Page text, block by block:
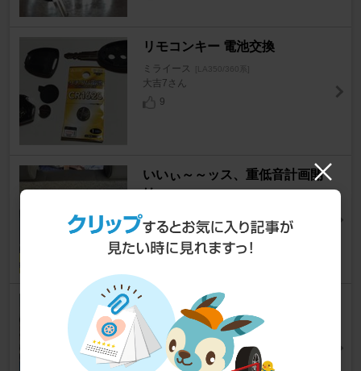
リモコンキー 電池交換
ミライース [LA350/360系]
大吉7さん
9
いいぃ～～ッス、重低音計画開
始
ミライース
GS300TTEさん
9
KYB / カヤバ Lowfer Sports KI
T
ミライース [LA350/360系]
☆nishiさん